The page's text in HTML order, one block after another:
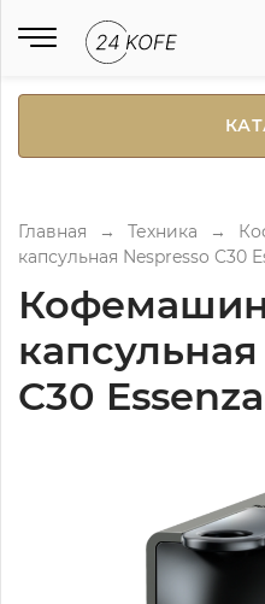
Главная → Техника →
капсульная Nespresso C30
C30